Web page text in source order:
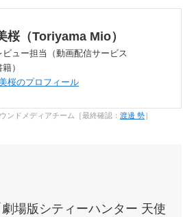
桜（Toriyama Mio）
ビュー担当（動画配信サービス
）
桜のプロフィール
ドメディアチーム［最終確認： 渡邊 勢］
劇場版シティーハンター 天使